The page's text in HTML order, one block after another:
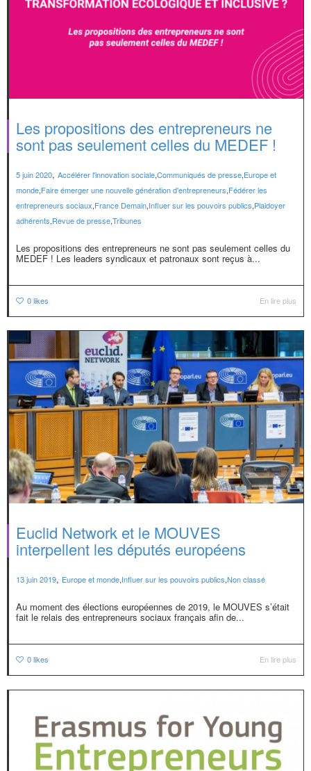
Les propositions des entrepreneurs ne
sont pas seulement celles du MEDEF !
5 juin 2020, Accélérer l'innovation sociale,Communiqués de presse,Europe et
monde,Faire émerger une nouvelle génération d'entrepreneurs,Fédérer les
entrepreneurs sociaux,France Demain,Influer sur les pouvoirs publics,Plaidoyer
adhérents,Revue de presse,Tribunes
Les propositions des entrepreneurs ne sont pas seulement celles du
MEDEF ! Les leaders syndicaux et patronaux sont reçus à...
0likes En lire plus
Euclid Network et le MOUVES
interpellent les députés européens
13 juin 2019, Europe et monde,Influer sur les pouvoirs publics,Non classé
Au moment des élections européennes de 2019, le MOUVES s’était
fait le relais des entrepreneurs sociaux français afin de...
0likes En lire plus